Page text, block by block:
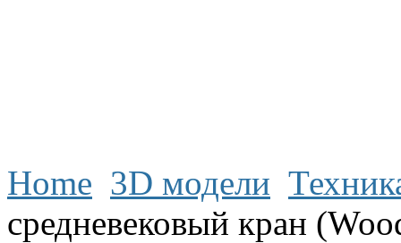
Home 3D модели
средневековый кран